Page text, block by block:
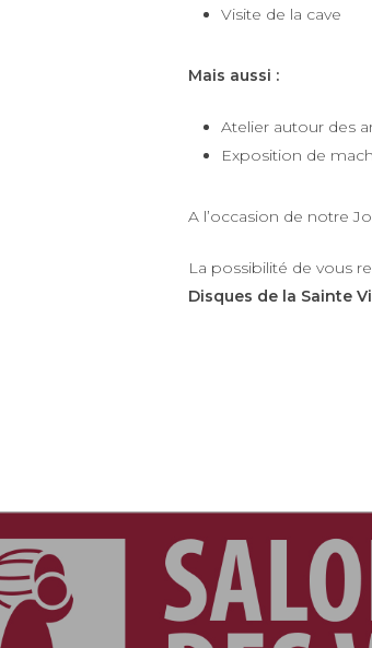
Visite de la cave
Mais aussi :
Atelier autour des
Exposition de
A l’occasion de notre
La possibilité de vous
Disques de la Sainte